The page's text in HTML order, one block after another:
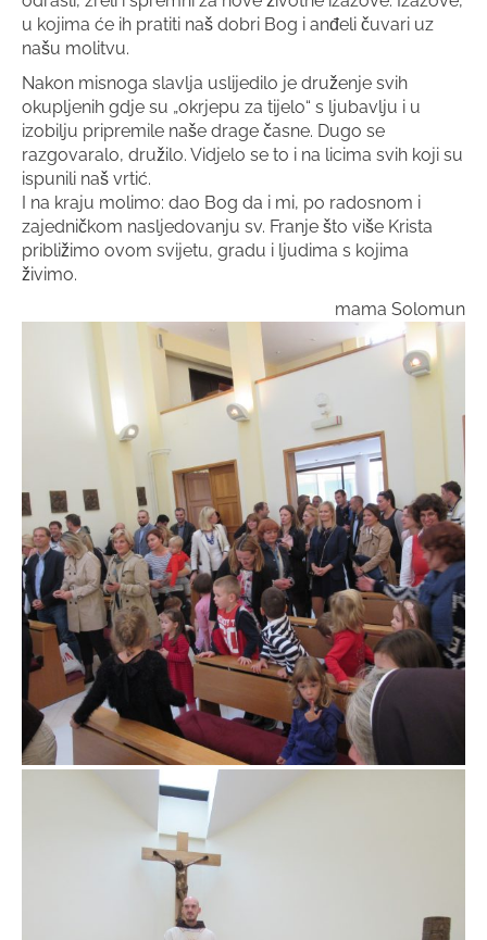
u kojima će ih pratiti naš dobri Bog i anđeli čuvari uz
našu molitvu.
Nakon misnoga slavlja uslijedilo je druženje svih
okupljenih gdje su „okrjepu za tijelo“ s ljubavlju i u
izobilju pripremile naše drage časne. Dugo se
razgovaralo, družilo. Vidjelo se to i na licima svih koji su
ispunili naš vrtić.
I na kraju molimo: dao Bog da i mi, po radosnom i
zajedničkom nasljedovanju sv. Franje što više Krista
približimo ovom svijetu, gradu i ljudima s kojima
živimo.
mama Solomun